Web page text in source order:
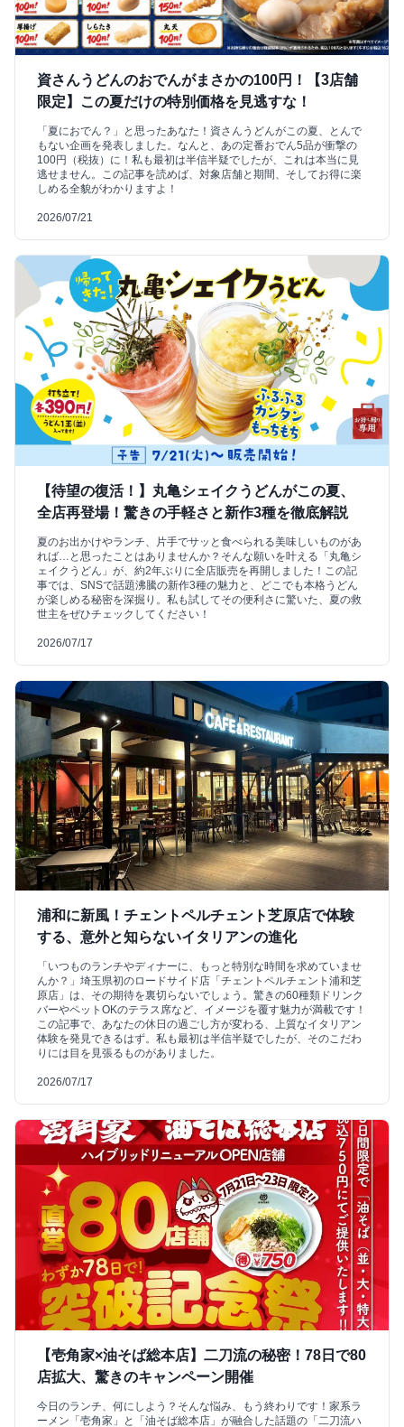
資さんうどんのおでんがまさかの100円！【3店舗
限定】この夏だけの特別価格を見逃すな！
「夏におでん？」と思ったあなた！資さんうどんがこの夏、とんで
もない企画を発表しました。なんと、あの定番おでん5品が衝撃の
100円（税抜）に！私も最初は半信半疑でしたが、これは本当に見
逃せません。この記事を読めば、対象店舗と期間、そしてお得に楽
しめる全貌がわかりますよ！
2026/07/21
【待望の復活！】丸亀シェイクうどんがこの夏、
全店再登場！驚きの手軽さと新作3種を徹底解説
夏のお出かけやランチ、片手でサッと食べられる美味しいものがあ
れば…と思ったことはありませんか？そんな願いを叶える「丸亀シ
ェイクうどん」が、約2年ぶりに全店販売を再開しました！この記
事では、SNSで話題沸騰の新作3種の魅力と、どこでも本格うどん
が楽しめる秘密を深掘り。私も試してその便利さに驚いた、夏の救
世主をぜひチェックしてください！
2026/07/17
浦和に新風！チェントペルチェント芝原店で体験
する、意外と知らないイタリアンの進化
「いつものランチやディナーに、もっと特別な時間を求めていませ
んか？」埼玉県初のロードサイド店「チェントペルチェント浦和芝
原店」は、その期待を裏切らないでしょう。驚きの60種類ドリンク
バーやペットOKのテラス席など、イメージを覆す魅力が満載です！
この記事で、あなたの休日の過ごし方が変わる、上質なイタリアン
体験を発見できるはず。私も最初は半信半疑でしたが、そのこだわ
りには目を見張るものがありました。
2026/07/17
【壱角家×油そば総本店】二刀流の秘密！78日で80
店拡大、驚きのキャンペーン開催
今日のランチ、何にしよう？そんな悩み、もう終わりです！家系ラ
ーメン「壱角家」と「油そば総本店」が融合した話題の「二刀流ハ